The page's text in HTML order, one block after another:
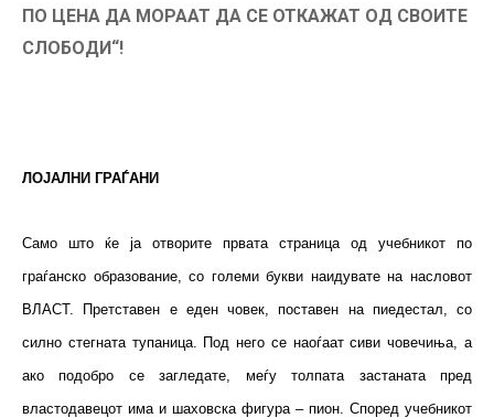
ПО ЦЕНА ДА МОРААТ ДА СЕ ОТКАЖАТ ОД СВОИТЕ
СЛОБОДИ“!
ЛОЈАЛНИ ГРАЃАНИ
Само што ќе ја отворите првата страница од учебникот по
граѓанско образование, со големи букви наидувате на насловот
ВЛАСТ. Претставен е еден човек, поставен на пиедестал, со
силно стегната тупаница. Под него се наоѓаат сиви човечиња, а
ако подобро се загледате, меѓу толпата застаната пред
властодавецот има и шаховска фигура – пион. Според учебникот